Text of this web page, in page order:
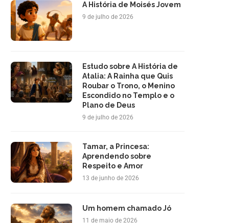
A História de Moisés Jovem
9 de julho de 2026
Estudo sobre A História de
Atalia: A Rainha que Quis
Roubar o Trono, o Menino
Escondido no Templo e o
Plano de Deus
9 de julho de 2026
Tamar, a Princesa:
Aprendendo sobre
Respeito e Amor
13 de junho de 2026
Um homem chamado Jó
11 de maio de 2026